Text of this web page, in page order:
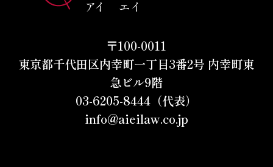
〒100-0011
東京都千代田区内幸町一丁目3番2号 内幸町東
急ビル9階
03-6205-8444（代表）
info@aieilaw.co.jp